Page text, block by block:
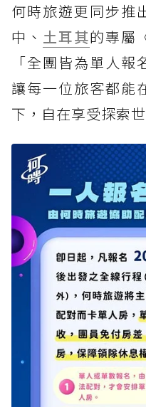
何時旅遊更同步推
中、 土耳其的專屬
「全團皆為單人報
讓每一位旅客都能
下，自在享受探索